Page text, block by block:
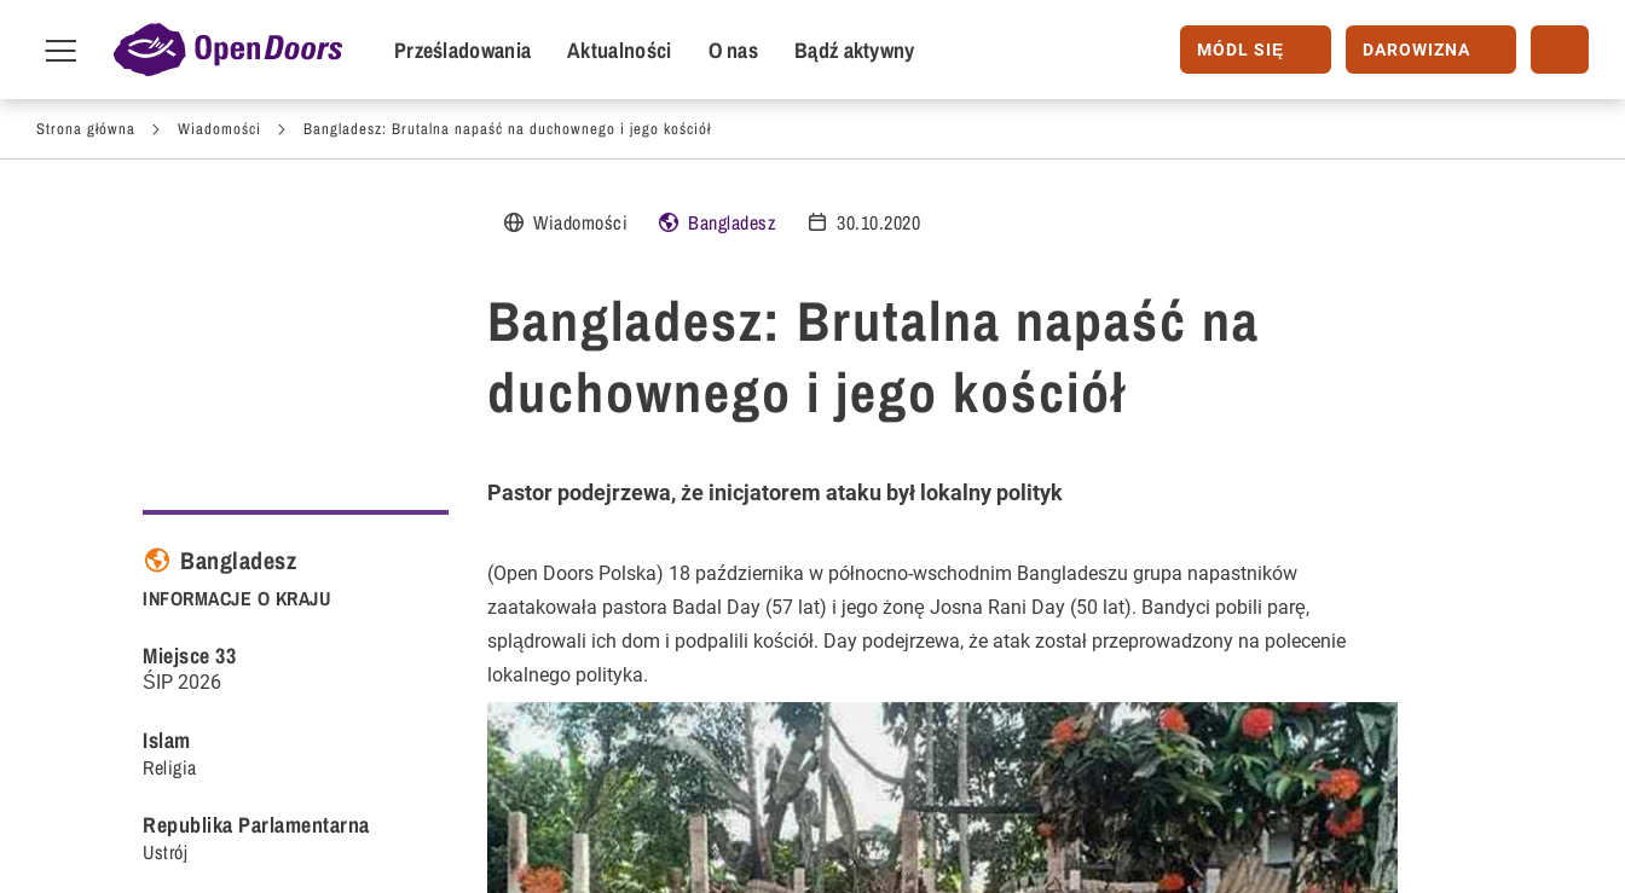
Przejdź do treści
Menu
POI Primary Menu
Prześladowania Aktualności O nas Bądź aktywny MÓDL SIĘ DAROWIZNA
Strona główna Wiadomości Bangladesz: Brutalna napaść na duchownego i jego kościół
Wiadomości Bangladesz 30.10.2020
Bangladesz: Brutalna napaść na
duchownego i jego kościół
Pastor podejrzewa, że inicjatorem ataku był lokalny polityk
(Open Doors Polska) 18 października w północno-wschodnim Bangladeszu grupa napastników
zaatakowała pastora Badal Day (57 lat) i jego żonę Josna Rani Day (50 lat). Bandyci pobili parę,
splądrowali ich dom i podpalili kościół. Day podejrzewa, że atak został przeprowadzony na polecenie
lokalnego polityka.
INFORMACJE O KRAJU
Bangladesz
Miejsce 33
ŚIP 2026
Religia
Islam
Ustrój
Republika Parlamentarna